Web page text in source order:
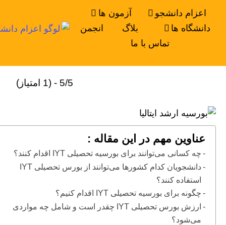
اعزام دانشجو
آزمون ها
دانشگاه ها
بلاگ
انجمن
تماس با ما
5/5 - (1 امتیاز)
عناوین مهم در این مقاله :
چه کسانی می‌توانند برای بورسیه تحصیلی IYT اقدام کنند؟
دانشجویان کدام کشور‌ها می‌توانند از بورس تحصیلی IYT
استفاده کنند؟
چگونه برای بورسیه تحصیلی IYT اقدام کنیم؟
ارزش بورس تحصیلی IYT چقدر است و شامل چه مواردی
می‌شود؟